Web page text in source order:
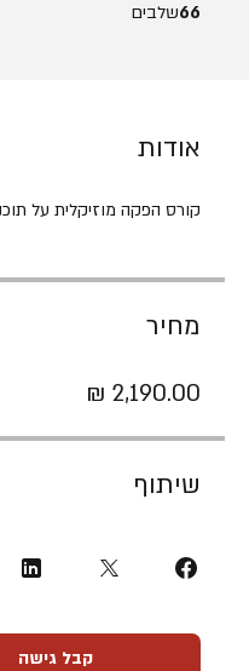
66שלבים
אודות
קורס הפקה מוזיקלית על
מחיר
שיתוף
קבל גישה